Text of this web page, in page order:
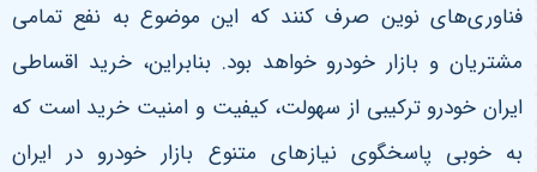
فناوری‌های نوین صرف کنند که این موضوع به نفع تمامی
مشتریان و بازار خودرو خواهد بود. بنابراین، خرید اقساطی
ایران خودرو ترکیبی از سهولت، کیفیت و امنیت خرید است که
به خوبی پاسخگوی نیازهای متنوع بازار خودرو در ایران